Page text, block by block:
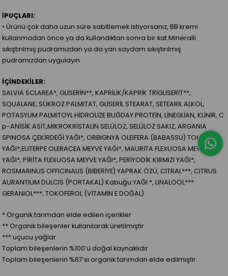
İPUÇLARI:
• Ürünü çok daha uzun süre sabitlemek istiyorsanız, BB kremi
kullanmadan önce ya da kullandıktan sonra bir kat Mineralli
sıkıştırılmış pudramızdan ya da yarı saydam sıkıştırılmış
pudramızdan uygulayın.
İÇİNDEKİLER:
SALVIA SCLAREA*, GLİSERİN**, KAPRİLİK/KAPRİK TRİGLİSERİT**,
SQUALANE, SÜKROZ PALMITAT, GLİSERİL STEARAT, SETEARİL ALKOL,
POTASYUM PALMİTOYL HİDROLİZE BUĞDAY PROTEİN, LİNEGLİAN, KLİNİR, C.
p-ANİSİK ASİT,MİKROKRİSTALİN SELÜLOZ, SELÜLOZ SAKIZ, ARGANIA
SPINOSA ÇEKİRDEĞİ YAĞI*, ORBIGNYA OLEIFERA (BABASSU) TOHUM
YAĞI*,EUTERPE OLERACEA MEYVE YAĞI*, MAURİTA FLEXUOSA MEYVE
YAĞI*, PİRİTA FLEXUOSA MEYVE YAĞI*, PERİYODİK KIRMIZI YAĞI*,
ROSMARINUS OFFICINALIS (BİBERİYE) YAPRAK ÖZÜ, CITRAL***, CITRUS
AURANTIUM DULCIS (PORTAKAL) Kabuğu YAĞI *, LINALOOL***
GERANIOL***, TOKOFEROL (VİTAMİN E DOĞAL)
* Organik tarımdan elde edilen içerikler
** Organik bileşenler kullanılarak üretilmiştir
*** uçucu yağlar
Toplam bileşenlerin %100’ü doğal kaynaklıdır
Toplam bileşenlerin %67’si organik tarımdan elde edilmiştir.